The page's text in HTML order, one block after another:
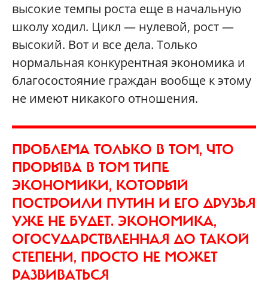
высокие темпы роста еще в начальную
школу ходил. Цикл — нулевой, рост —
высокий. Вот и все дела. Только
нормальная конкурентная экономика и
благосостояние граждан вообще к этому
не имеют никакого отношения.
ПРОБЛЕМА ТОЛЬКО В ТОМ, ЧТО
ПРОРЫВА В ТОМ ТИПЕ
ЭКОНОМИКИ, КОТОРЫЙ
ПОСТРОИЛИ ПУТИН И ЕГО ДРУЗЬЯ
УЖЕ НЕ БУДЕТ. ЭКОНОМИКА,
ОГОСУДАРСТВЛЕННАЯ ДО ТАКОЙ
СТЕПЕНИ, ПРОСТО НЕ МОЖЕТ
РАЗВИВАТЬСЯ